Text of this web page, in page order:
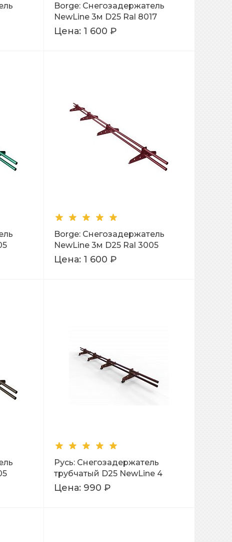
Borge: Снегозадержатель
NewLine 3м D25 Ral 8017
Цена: 1 600 ₽
Borge: Снегозадержатель
NewLine 3м D25 Ral 3005
Цена: 1 600 ₽
Русь: Снегозадержатель
трубчатый D25 NewLine 4
опоры 3 м.
Цена: 990 ₽